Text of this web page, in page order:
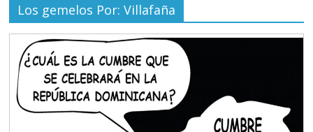
Los gemelos Por: Villafaña